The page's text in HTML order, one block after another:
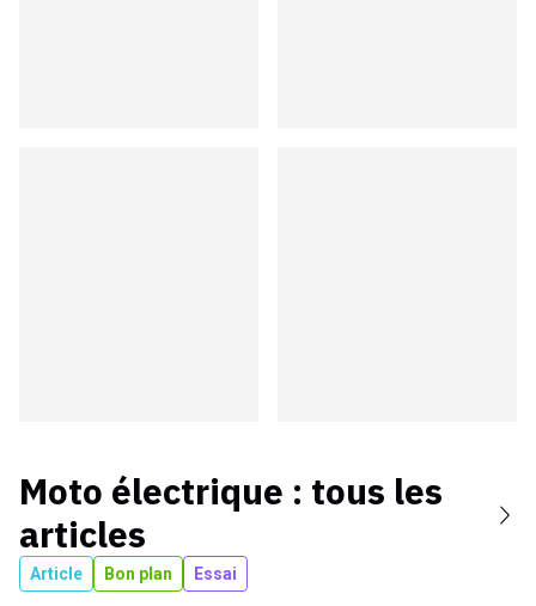
Moto électrique : tous les
articles
Article Bon plan Essai